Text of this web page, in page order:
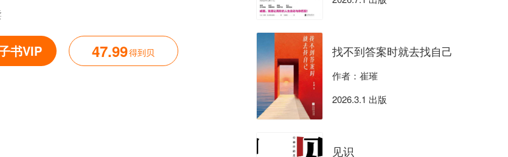
书VIP 47.99得到贝 找不到答案时就去找自己
作者：崔璀
2026.3.1 出版
见识